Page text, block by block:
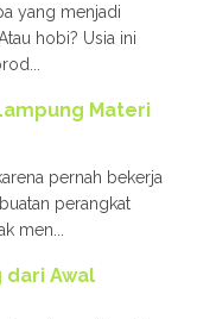
yang menjadi
hobi? Usia ini
Materi
pernah bekerja
perangkat
men...
dari Awal